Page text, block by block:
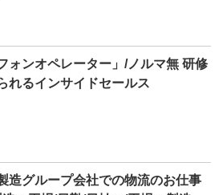
ォンオペレーター」/ノルマ無 研修
れるインサイドセールス
造グループ会社での物流のお仕事